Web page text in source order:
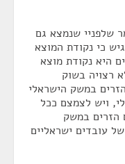
שלפניי שנמצא גם
כי נקודת המוצא
היא נקודת מוצא
רצויה בשוק
במשק הישראלי
ויש לצמצם ככל
הזרים במשק
עובדים ישראליים